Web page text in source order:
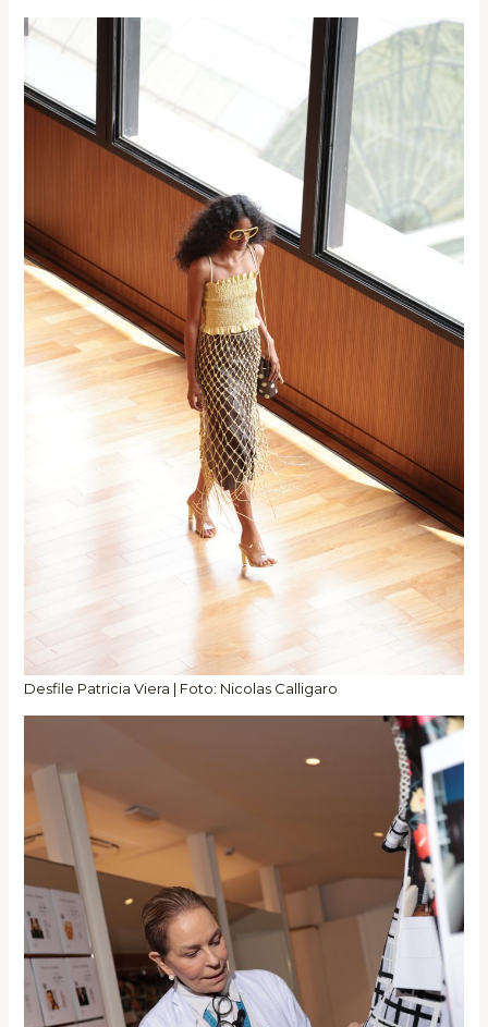
Desfile Patricia Viera | Foto: Nicolas Calligaro